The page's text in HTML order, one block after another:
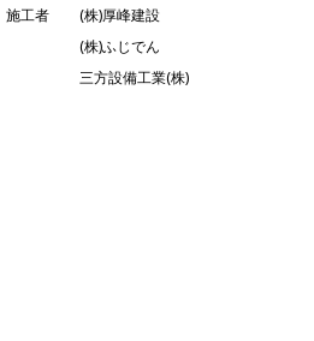
施工者
(株)厚峰建設
(株)ふじでん
三方設備工業(株)